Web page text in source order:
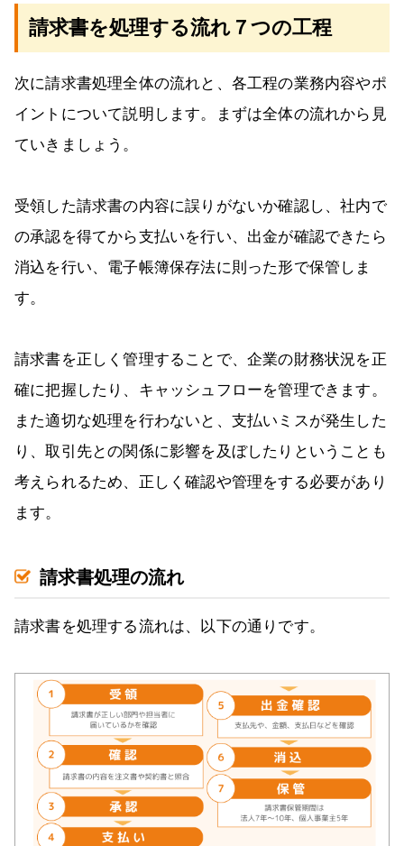
請求書を処理する流れ７つの工程
次に請求書処理全体の流れと、各工程の業務内容やポ
イントについて説明します。まずは全体の流れから見
ていきましょう。
受領した請求書の内容に誤りがないか確認し、社内で
の承認を得てから支払いを行い、出金が確認できたら
消込を行い、電子帳簿保存法に則った形で保管しま
す。
請求書を正しく管理することで、企業の財務状況を正
確に把握したり、キャッシュフローを管理できます。
また適切な処理を行わないと、支払いミスが発生した
り、取引先との関係に影響を及ぼしたりということも
考えられるため、正しく確認や管理をする必要があり
ます。
請求書処理の流れ
請求書を処理する流れは、以下の通りです。